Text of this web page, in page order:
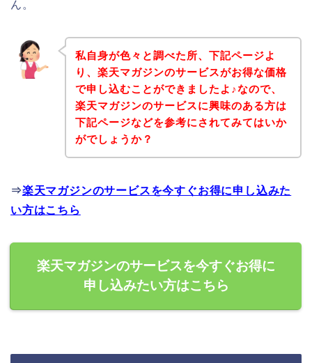
ん。
私自身が色々と調べた所、下記ページよ
り、楽天マガジンのサービスがお得な価格
で申し込むことができましたよ♪なので、
楽天マガジンのサービスに興味のある方は
下記ページなどを参考にされてみてはいか
がでしょうか？
⇒楽天マガジンのサービスを今すぐお得に申し込みた
い方はこちら
楽天マガジンのサービスを今すぐお得に
申し込みたい方はこちら